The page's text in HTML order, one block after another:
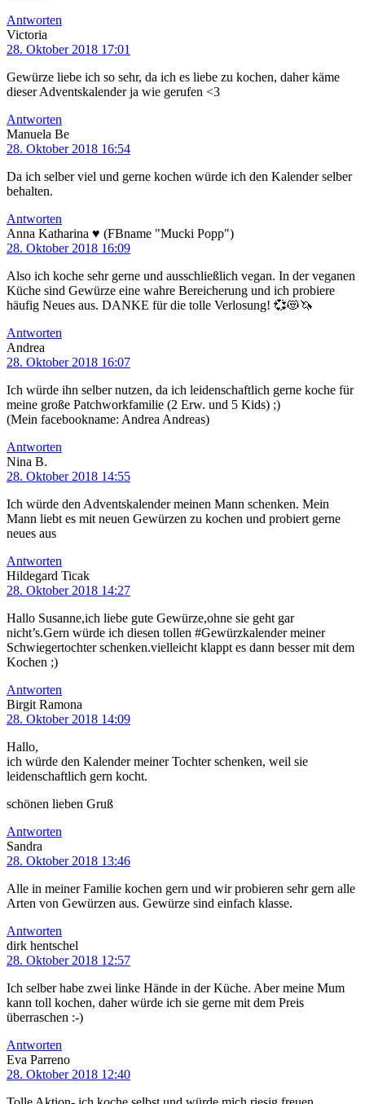
Antworten
Victoria
28. Oktober 2018 17:01
Gewürze liebe ich so sehr, da ich es liebe zu kochen, daher käme
dieser Adventskalender ja wie gerufen <3
Antworten
Manuela Be
28. Oktober 2018 16:54
Da ich selber viel und gerne kochen würde ich den Kalender selber
behalten.
Antworten
Anna Katharina ♥ (FBname "Mucki Popp")
28. Oktober 2018 16:09
Also ich koche sehr gerne und ausschließlich vegan. In der veganen
Küche sind Gewürze eine wahre Bereicherung und ich probiere
häufig Neues aus. DANKE für die tolle Verlosung! 💞😻🦄
Antworten
Andrea
28. Oktober 2018 16:07
Ich würde ihn selber nutzen, da ich leidenschaftlich gerne koche für
meine große Patchworkfamilie (2 Erw. und 5 Kids) ;)
(Mein facebookname: Andrea Andreas)
Antworten
Nina B.
28. Oktober 2018 14:55
Ich würde den Adventskalender meinen Mann schenken. Mein
Mann liebt es mit neuen Gewürzen zu kochen und probiert gerne
neues aus
Antworten
Hildegard Ticak
28. Oktober 2018 14:27
Hallo Susanne,ich liebe gute Gewürze,ohne sie geht gar
nicht’s.Gern würde ich diesen tollen #Gewürzkalender meiner
Schwiegertochter schenken.vielleicht klappt es dann besser mit dem
Kochen ;)
Antworten
Birgit Ramona
28. Oktober 2018 14:09
Hallo,
ich würde den Kalender meiner Tochter schenken, weil sie
leidenschaftlich gern kocht.
schönen lieben Gruß
Antworten
Sandra
28. Oktober 2018 13:46
Alle in meiner Familie kochen gern und wir probieren sehr gern alle
Arten von Gewürzen aus. Gewürze sind einfach klasse.
Antworten
dirk hentschel
28. Oktober 2018 12:57
Ich selber habe zwei linke Hände in der Küche. Aber meine Mum
kann toll kochen, daher würde ich sie gerne mit dem Preis
überraschen :-)
Antworten
Eva Parreno
28. Oktober 2018 12:40